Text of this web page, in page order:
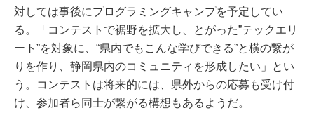
対しては事後にプログラミングキャンプを予定してい
る。「コンテストで裾野を拡大し、とがった”テックエリ
ート”を対象に、“県内でもこんな学びできる”と横の繋が
りを作り、静岡県内のコミュニティを形成したい」とい
う。コンテストは将来的には、県外からの応募も受け付
け、参加者ら同士が繋がる構想もあるようだ。